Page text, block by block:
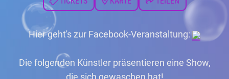
Hier geht's zur Facebook-Veranstaltung:
Die folgenden Künstler präsentieren eine Show,
die sich gewaschen hat!